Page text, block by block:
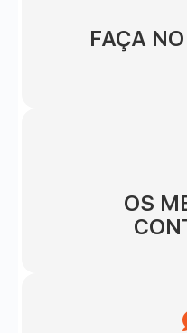
FAÇA
OS